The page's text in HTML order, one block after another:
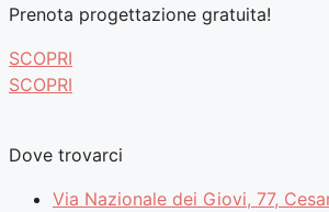
Prenota progettazione gratuita!
SCOPRI
SCOPRI
Dove trovarci
Via Nazionale dei Giovi, 77,